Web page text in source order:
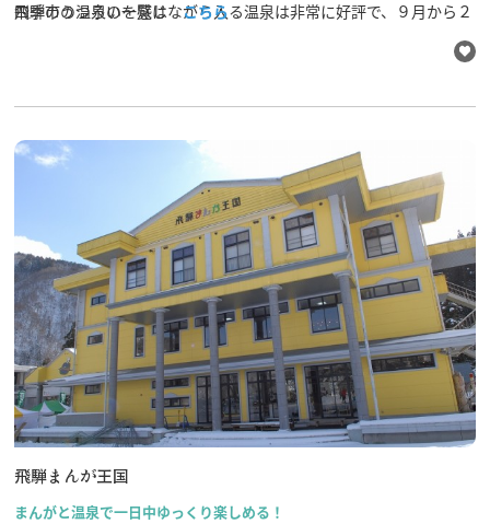
イベント
グルメ・おみやげ
宿泊予約
飛騨市の６つの魅力
ひだじまん図鑑
交通機関・道路情報
飛騨古川の駐車場
よくある質問
お知らせ
当サイトについて
協会について
パンフレット
写真ダウンロード
関連リンク
お問い合わせ
四季のうつろいを感じながら入る温泉は非常に好評で、９月から２
月の第４日曜日には人気のりんご湯も登場。数百個のりんごが湯船
に浮び、甘酸っぱいりんごの香りに包まれる一味違ったバスタイム
飛騨市の温泉の一覧はこちら
飛騨まんが王国
まんがと温泉で一日中ゆっくり楽しめる！